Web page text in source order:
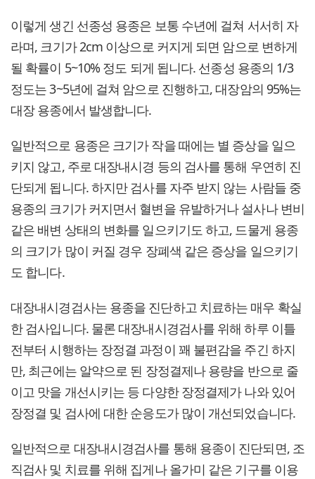
이렇게 생긴 선종성 용종은 보통 수년에 걸쳐 서서히 자
라며, 크기가 2cm 이상으로 커지게 되면 암으로 변하게
될 확률이 5~10% 정도 되게 됩니다. 선종성 용종의 1/3
정도는 3~5년에 걸쳐 암으로 진행하고, 대장암의 95%는
대장 용종에서 발생합니다.
일반적으로 용종은 크기가 작을 때에는 별 증상을 일으
키지 않고, 주로 대장내시경 등의 검사를 통해 우연히 진
단되게 됩니다. 하지만 검사를 자주 받지 않는 사람들 중
용종의 크기가 커지면서 혈변을 유발하거나 설사나 변비
같은 배변 상태의 변화를 일으키기도 하고, 드물게 용종
의 크기가 많이 커질 경우 장폐색 같은 증상을 일으키기
도 합니다.
대장내시경검사는 용종을 진단하고 치료하는 매우 확실
한 검사입니다. 물론 대장내시경검사를 위해 하루 이틀
전부터 시행하는 장정결 과정이 꽤 불편감을 주긴 하지
만, 최근에는 알약으로 된 장정결제나 용량을 반으로 줄
이고 맛을 개선시키는 등 다양한 장정결제가 나와 있어
장정결 및 검사에 대한 순응도가 많이 개선되었습니다.
일반적으로 대장내시경검사를 통해 용종이 진단되면, 조
직검사 및 치료를 위해 집게나 올가미 같은 기구를 이용